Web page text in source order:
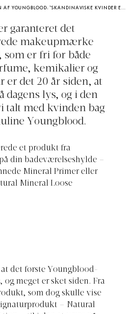
“SKANDINAVISKE KVINDER ER DE SMUKKESTE I VERDEN”
garanteret det
makeupmærke
som er fri for både
kemikalier og
er det 20 år siden, at
dagens lys, og i den
talt med kvinden bag
Youngblood.
et produkt fra
din badeværelseshylde –
Mineral Primer eller
Mineral Loose
at det første Youngblood-
og meget er sket siden. Fra
som dog skulle vise
– Natural